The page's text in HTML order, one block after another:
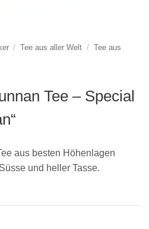
/ Tee aus aller Welt / Tee aus
Tee – Special
aus besten Höhenlagen
und heller Tasse.